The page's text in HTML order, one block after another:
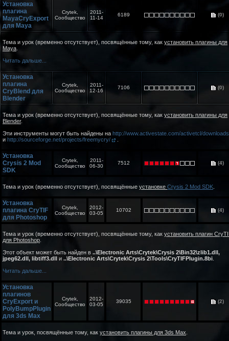
Установка
плагина
MayaCryExport
для Maya
Crytek,
Сообщество
2011-
11-14
6189 (0)
Тема и урок (временно отсутствует), посвящённые тому, как установить плагины для
Maya
Читать дальше...
Установка
плагина
CryBlend для
Blender
Crytek,
Сообщество
2011-
12-16
7106 (0)
Тема и урок (временно отсутствует), посвящённые тому, как установить плагины для
Blender.
Эти инструменты могут быть найдены на http://www.activestate.com/activetcl/
и http://sourceforge.net/projects/freemycry/
Установка
Crysis 2 Mod
SDK
Crytek,
Сообщество
2011-
06-30
7512 (4)
Тема и урок (временно отсутствует), посвящённые установке Crysis 2 Mod SDK
Установка
плагина CryTIF
для Photoshop
Crytek,
Сообщество
2012-
03-05
10702 (4)
Тема и урок (временно отсутствует), посвящённые тому, как установить плагин
для Photoshop
Этот объект может быть найден в ..\Electronic Arts\Crytek\Crysis 2\Bin32\zlib1.dll,
jpeg62.dll, libtiff3.dll и ..\Electronic Arts\Crytek\Crysis 2\Tools\CryTIFPlugin.8bi
Читать дальше...
Установка
плагинов
CryExport и
PolyBumpPlugin
для 3ds Max
Crytek,
Сообщество
2012-
03-05
39035 (2)
Тема и урок, посвящённые тому, как установить плагины для 3ds Max